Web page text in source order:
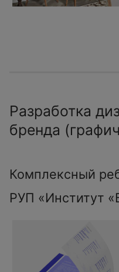
Разработка
бренда
Комплексный
РУП «Институт